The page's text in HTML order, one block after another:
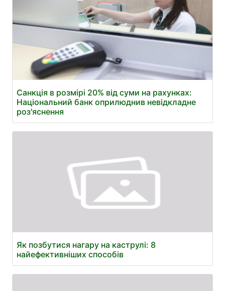
Санкція в розмірі 20% від суми на рахунках:
Національний банк оприлюднив невідкладне
роз'яснення
Як позбутися нагару на каструлі: 8
найефективніших способів